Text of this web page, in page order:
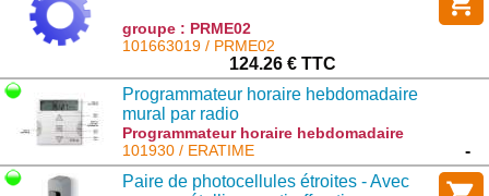
groupe : PRME02
101663019 / PRME02
124.26 € TTC
Programmateur horaire hebdomadaire
mural par radio
Programmateur horaire hebdomadaire
mural par radio : ERATIME
101930 / ERATIME
-
Paire de photocellules étroites - Avec